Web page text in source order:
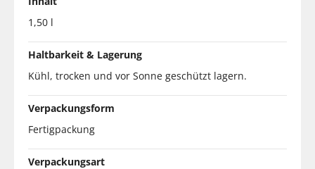
1,50 l
Haltbarkeit & Lagerung
Kühl, trocken und vor Sonne geschützt lagern.
Verpackungsform
Fertigpackung
Verpackungsart